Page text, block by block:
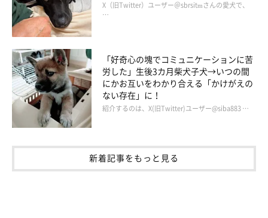
最高の笑顔！
X（旧Twitter）ユーザー＠sbrsitmさんの愛犬で、
…
「好奇心の塊でコミュニケーションに苦
労した」生後3カ月柴犬子犬→いつの間
にかお互いをわかり合える「かけがえの
ない存在」に！
紹介するのは、X(旧Twitter)ユーザー@siba883 …
新着記事をもっと見る